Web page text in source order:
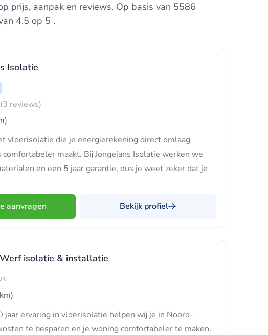
prijs, aanpak en reviews. Op basis van 5586
4.5 op 5 .
Isolatie
(3 reviews)
vloerisolatie die je energierekening direct omlaag
maakt. Bij Jongejans Isolatie werken we
en een 5 jaar garantie, dus je weet zeker dat je
aanvragen Bekijk profiel
isolatie & installatie
jaar ervaring in vloerisolatie helpen wij je in Noord-
te besparen en je woning comfortabeler te maken.